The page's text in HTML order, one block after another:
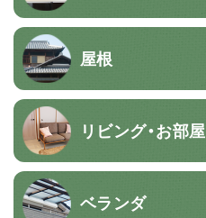
屋根
リビング・お部屋
ベランダ